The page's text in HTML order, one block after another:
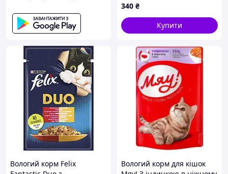
білою рибою та морквою в
соусі 20+4 шт 85г.
340 ₴
Купити
Вологий корм Felix
Вологий корм для кішок